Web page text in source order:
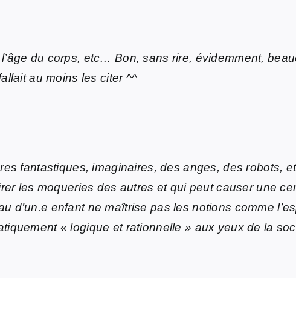
du corps, etc… Bon, sans rire, évidemment,
au moins les citer ^^
fantastiques, imaginaires, des anges, des robots,
les moqueries des autres et qui peut causer une
d’un.e enfant ne maîtrise pas les notions comme
« logique et rationnelle » aux yeux de la